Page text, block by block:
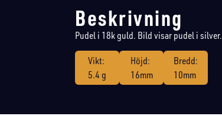
Beskrivning
Pudel i 18k guld. Bild visar pudel i silver.
Vikt:
5.4 g
Höjd:
16mm
Bredd:
10mm